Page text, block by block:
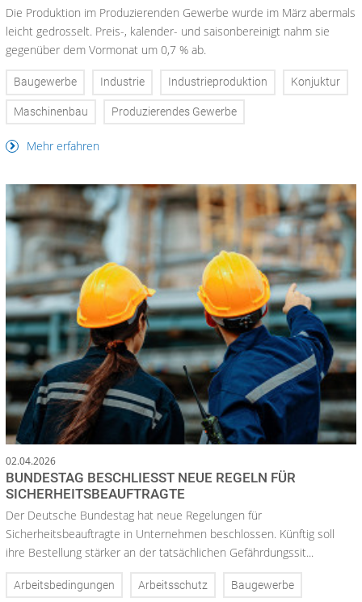
Die Produktion im Produzierenden Gewerbe wurde im März abermals
leicht gedrosselt. Preis-, kalender- und saisonbereinigt nahm sie
gegenüber dem Vormonat um 0,7 % ab.
Baugewerbe Industrie Industrieproduktion Konjuktur
Maschinenbau Produzierendes Gewerbe
Mehr erfahren
02.04.2026
BUNDESTAG BESCHLIESST NEUE REGELN FÜR S
ICHERHEITSBEAUFTRAGTE
Der Deutsche Bundestag hat neue Regelungen für
Sicherheitsbeauftragte in Unternehmen beschlossen. Künftig soll
ihre Bestellung stärker an der tatsächlichen Gefährdungssit...
Arbeitsbedingungen Arbeitsschutz Baugewerbe